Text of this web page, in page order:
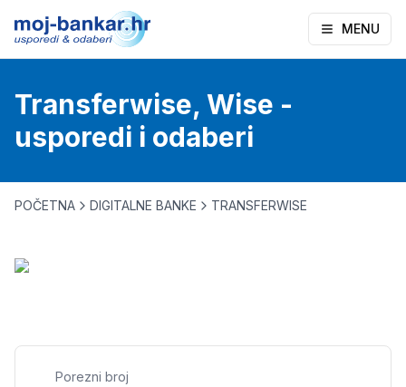
MENU
Transferwise, Wise -
usporedi i odaberi
POČETNA DIGITALNE BANKE TRANSFERWISE
Porezni broj